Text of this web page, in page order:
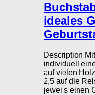
ideales
Description
individuell
auf vielen
2,5 auf die
jeweils einen